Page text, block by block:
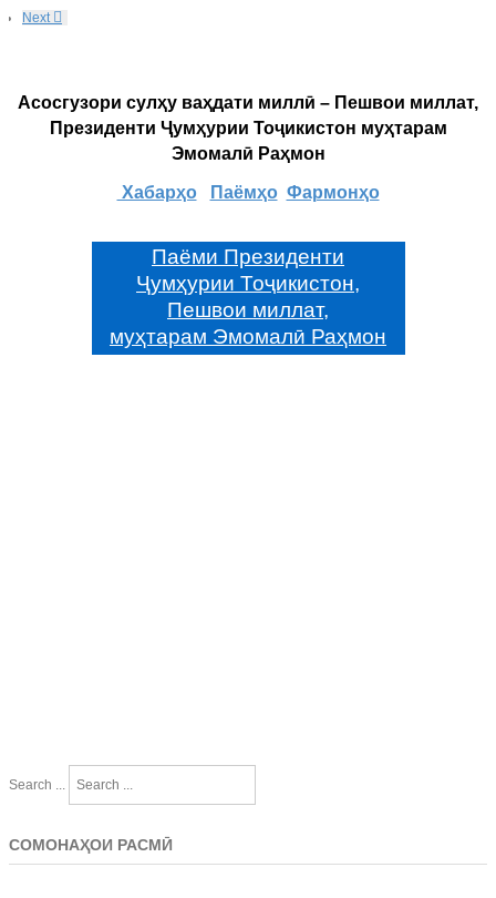
Next
Асосгузори сулҳу ваҳдати миллӣ – Пешвои миллат,
Президенти Ҷумҳурии Тоҷикистон муҳтарам
Эмомалӣ Раҳмон
Хабарҳо Паёмҳо Фармонҳо
Паёми Президенти
Ҷумҳурии Тоҷикистон,
Пешвои миллат,
муҳтарам Эмомалӣ Раҳмон
Search ...
СОМОНАҲОИ РАСМӢ